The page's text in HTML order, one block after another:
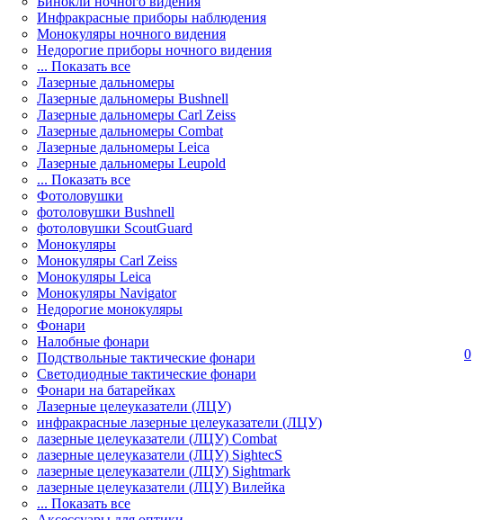
Инфракрасные приборы наблюдения
Монокуляры ночного видения
Недорогие приборы ночного видения
... Показать все
Лазерные дальномеры
Лазерные дальномеры Bushnell
Лазерные дальномеры Carl Zeiss
Лазерные дальномеры Combat
Лазерные дальномеры Leica
Лазерные дальномеры Leupold
... Показать все
Фотоловушки
фотоловушки Bushnell
фотоловушки ScoutGuard
Монокуляры
Монокуляры Carl Zeiss
Монокуляры Leica
Монокуляры Navigator
Недорогие монокуляры
Фонари
Налобные фонари
Подствольные тактические фонари
Светодиодные тактические фонари
Фонари на батарейках
Лазерные целеуказатели (ЛЦУ)
инфракрасные лазерные целеуказатели (ЛЦУ)
лазерные целеуказатели (ЛЦУ) Combat
лазерные целеуказатели (ЛЦУ) SightecS
лазерные целеуказатели (ЛЦУ) Sightmark
лазерные целеуказатели (ЛЦУ) Вилейка
... Показать все
0